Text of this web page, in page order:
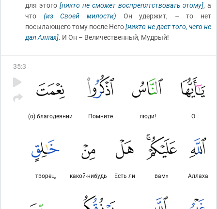
для этого [никто не сможет воспрепятствовать этому], а
что (из Своей милости) Он удержит, – то нет
посылающего тому после Него[никто не даст того, чего не
дал Аллах]. И Он – Величественный, Мудрый!
35:3
О
люди!
Помните
(о) благодеянии
Аллаха
вам»
Есть ли
какой-нибудь
творец,